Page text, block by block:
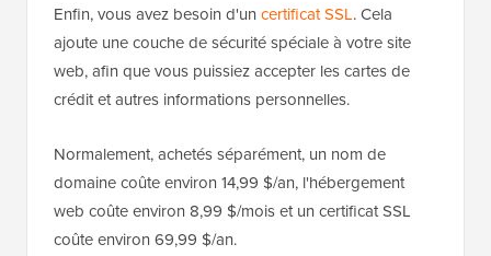
Enfin, vous avez besoin d'un certificat SSL. Cela
ajoute une couche de sécurité spéciale à votre site
web, afin que vous puissiez accepter les cartes de
crédit et autres informations personnelles.
Normalement, achetés séparément, un nom de
domaine coûte environ 14,99 $/an, l'hébergement
web coûte environ 8,99 $/mois et un certificat SSL
coûte environ 69,99 $/an.